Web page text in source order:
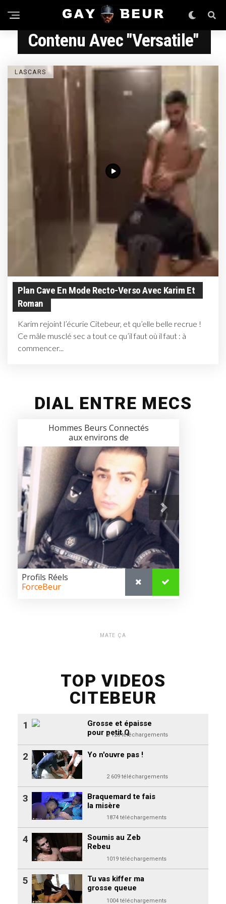
Contenu Avec "versatile"
LASCARS
Plan Cave En Mode Recto-Verso Avec Karim Et
Roman
Karim rejoint l’écurie Citebeur, et qu’elle belle recrue !
Ce mâle musclé sec a tout ce qu’il faut où il faut : à
commencer...
DIAL ENTRE MECS
MATE ÇA
TOP VIDEOS
CITEBEUR
Grosse et épaisse
pour petit Q
3 120 téléchargements
1
Yo n'ouvre pas !
2 609 téléchargements
2
Braquemard te fais
la misère
1874 téléchargements
3
Soumis au Zeb
Rebeu
1019 téléchargements
4
Tu vas kiffer ma
grosse queue
1004 téléchargements
5